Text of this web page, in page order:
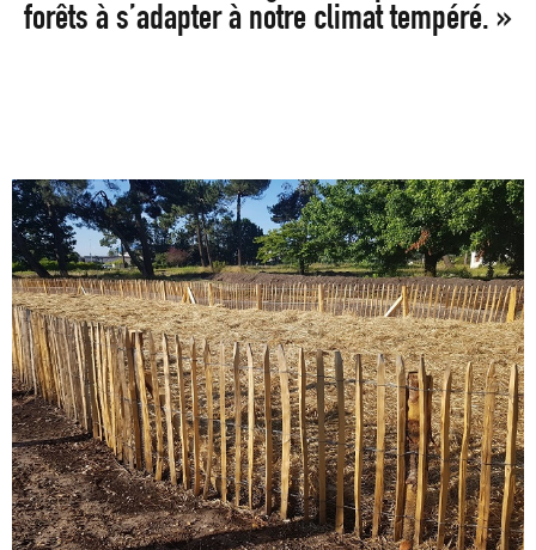
forêts à s’adapter à notre climat tempéré. »